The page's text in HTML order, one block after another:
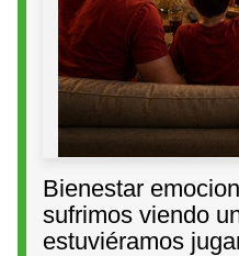
Bienestar
sufrimos viendo
estuviéramos